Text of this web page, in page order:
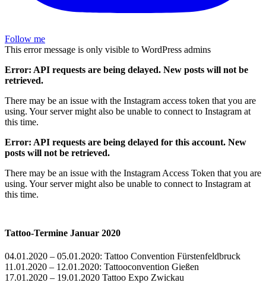
Follow me
This error message is only visible to WordPress admins
Error: API requests are being delayed. New posts will not be
retrieved.
There may be an issue with the Instagram access token that you are
using. Your server might also be unable to connect to Instagram at
this time.
Error: API requests are being delayed for this account. New
posts will not be retrieved.
There may be an issue with the Instagram Access Token that you are
using. Your server might also be unable to connect to Instagram at
this time.
Tattoo-Termine Januar 2020
04.01.2020 – 05.01.2020: Tattoo Convention Fürstenfeldbruck
11.01.2020 – 12.01.2020: Tattooconvention Gießen
17.01.2020 – 19.01.2020 Tattoo Expo Zwickau